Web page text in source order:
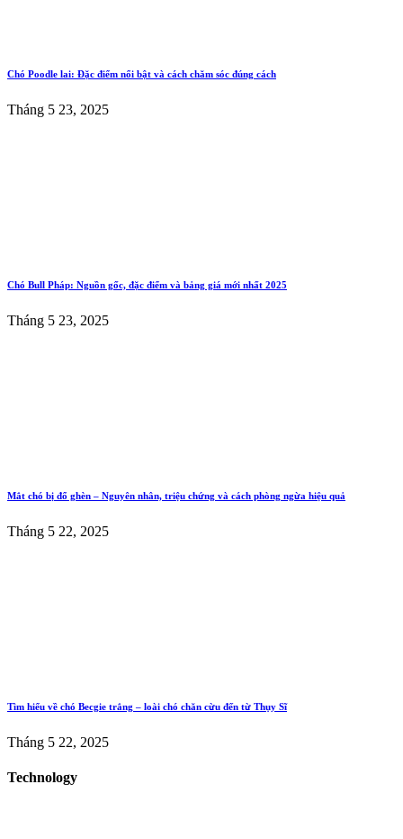
Chó Poodle lai: Đặc điểm nổi bật và cách chăm sóc đúng cách
Tháng 5 23, 2025
Chó Bull Pháp: Nguồn gốc, đặc điểm và bảng giá mới nhất 2025
Tháng 5 23, 2025
Mắt chó bị đổ ghèn – Nguyên nhân, triệu chứng và cách phòng ngừa hiệu quả
Tháng 5 22, 2025
Tìm hiểu về chó Becgie trắng – loài chó chăn cừu đến từ Thụy Sĩ
Tháng 5 22, 2025
Technology